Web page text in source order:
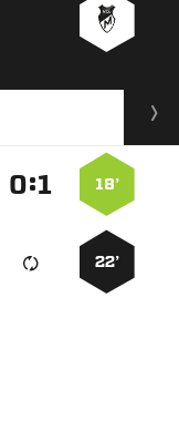
18’
:
22’